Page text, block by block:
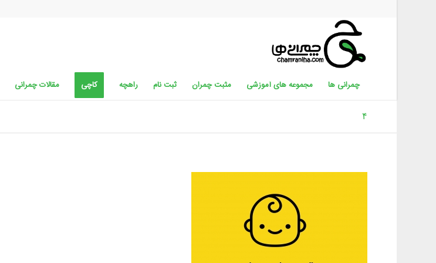
چمرانی ها مجموعه های آموزشی مثبت چمران ثبت نام راهچه کاچی مقالات چمرانی
۴